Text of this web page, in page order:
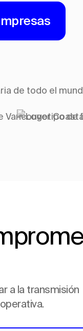
de todo el
a la transmisión